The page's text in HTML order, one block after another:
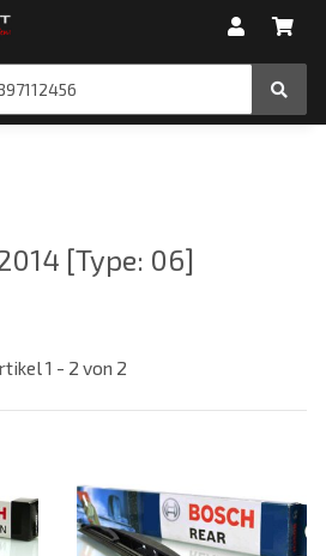
[Type: 06]
1 - 2 von 2